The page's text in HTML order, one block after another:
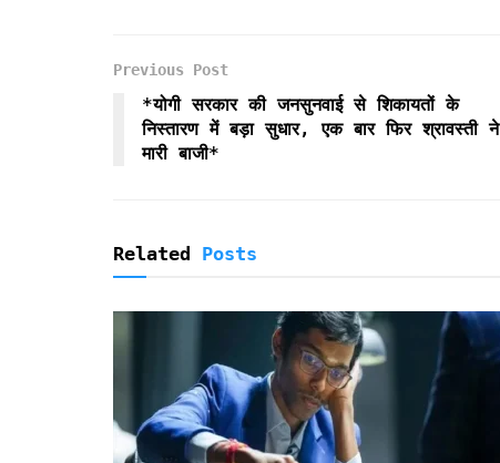
o
k
r
p
i
Previous Post
*योगी सरकार की जनसुनवाई से शिकायतों के
निस्तारण में बड़ा सुधार, एक बार फिर श्रावस्ती ने
मारी बाजी*
Related Posts